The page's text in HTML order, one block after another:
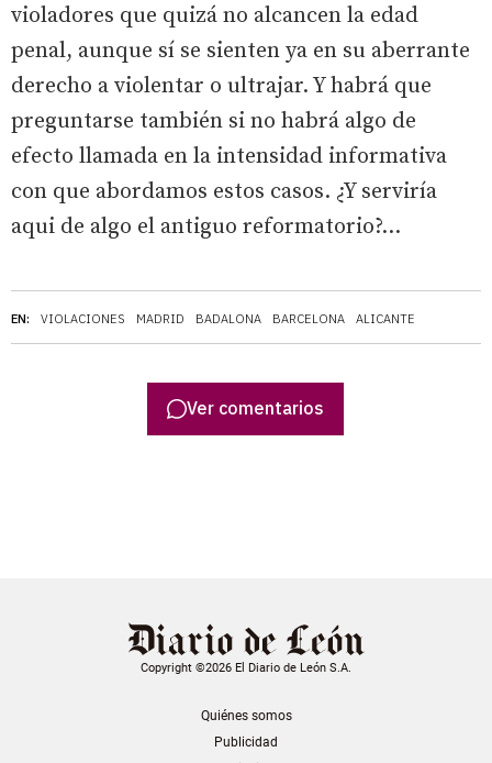
EN: VIOLACIONES MADRID BADALONA BARCELONA ALICANTE
violadores que quizá no alcancen la edad
penal, aunque sí se sienten ya en su aberrante
derecho a violentar o ultrajar. Y habrá que
preguntarse también si no habrá algo de
efecto llamada en la intensidad informativa
con que abordamos estos casos. ¿Y serviría
aqui de algo el antiguo reformatorio?...
Ver comentarios
Copyright ©2026 El Diario de León S.A.
Quiénes somos
Publicidad